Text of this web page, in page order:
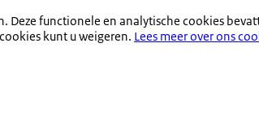
functionele en analytische cookies
kunt u weigeren. Lees meer over ons